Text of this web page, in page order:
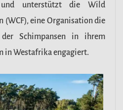
und unterstützt die Wild
(WCF), eine Organisation die
Schimpansen in ihrem
in Westafrika engagiert.